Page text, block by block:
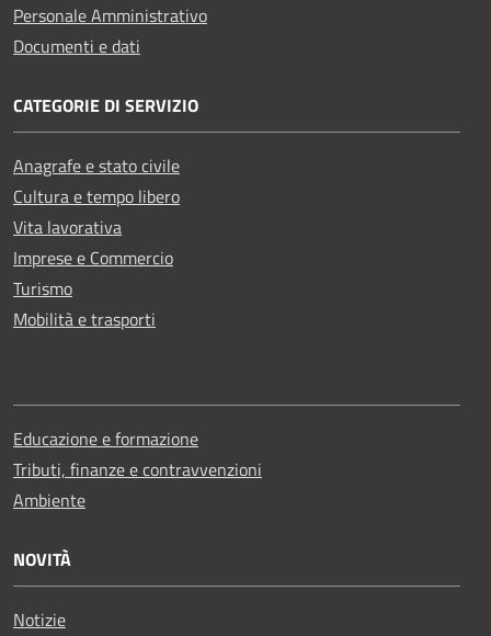
Personale Amministrativo
Documenti e dati
CATEGORIE DI SERVIZIO
Anagrafe e stato civile
Cultura e tempo libero
Vita lavorativa
Imprese e Commercio
Turismo
Mobilità e trasporti
Educazione e formazione
Tributi, finanze e contravvenzioni
Ambiente
NOVITÀ
Notizie